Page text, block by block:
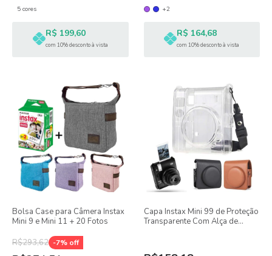
5 cores
R$ 199,60
com 10% desconto à vista
+2
R$ 164,68
com 10% desconto à vista
Bolsa Case para Câmera Instax
Mini 9 e Mini 11 + 20 Fotos
R$293,62 -7% off
Capa Instax Mini 99 de Proteção
Transparente Com Alça de